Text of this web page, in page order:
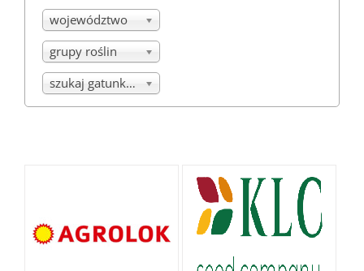
województwo
grupy roślin
szukaj gatunku/mieszanki